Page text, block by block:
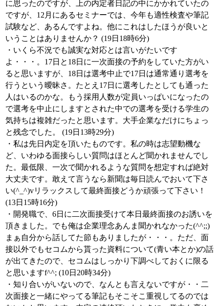
に思ったのですが、上の内定者日記の中にかかれていたの
ですが、12月にあるセミナーでは、今年も適性検査や筆記
試験など、あるんですよね。他にこれはしたほうが良いと
いうことはありませんか？ (19日18時6分)
・いくら不況でも誠実な対応とは言いがたいです
よ・・・。17日と18日に一次面接の予約をしていた方がい
ると思いますが、18日は選考中止で17日は通常通り選考を
行うという曖昧さ。たとえ17日に選考したとしても通った
人はいるのかな。もう採用人数が定員いっぱいになったの
で選考を中止にしますとされた中での選考を受ける学生の
気持ちは複雑だったと思います。大手企業なだけにちょっ
と残念でした。 (19日13時29分)
・私は先日内定を頂いたものです。私の時は志望動機な
ど、いわゆる面接らしい質問はほとんど聞かれませんでし
た。最低限、一次で聞かれるような質問を想定すれば絶対
大丈夫です。敢えて言うなら新聞は毎日読んでおいて下さ
い(^_^)vリラックスして最終面接どうか頑張って下さい！
(13日15時16分)
・開発職で、6日に二次面接受けて本日最終面接のお誘いを
頂きました。でも俺は企業理念あんま聞かれなかった(^^;;)
まぁ自分から話してた節もありましたが・・・。ただ、面
接以外でもセコムから貰った資料について(青い本とか)の話
が出てきたので、セコムはしっかり下調べしておくに限る
と思いますf^^; (10日20時34分)
・知り合いがいないので、なんとも言えないですが・・二
次面接と一緒にやってる筆記もそこそこ重視してるのでは